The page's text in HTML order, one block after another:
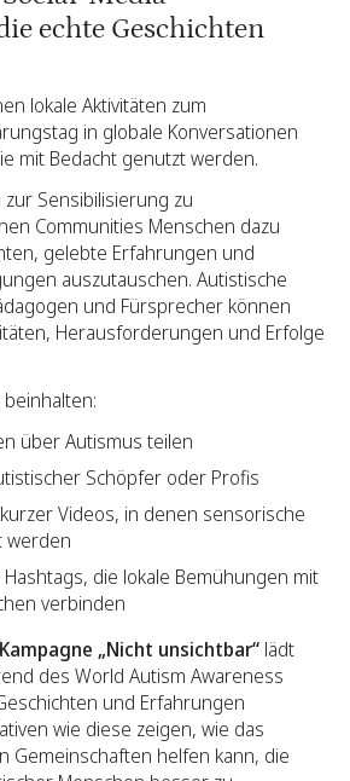
echte Geschichten
lokale Aktivitäten zum
in globale Konversationen
mit Bedacht genutzt werden.
Sensibilisierung zu
Communities Menschen dazu
gelebte Erfahrungen und
auszutauschen. Autistische
und Fürsprecher können
Herausforderungen und Erfolge
über Autismus teilen
Schöpfer oder Profis
Videos, in denen sensorische
werden
die lokale Bemühungen mit
verbinden
Kampagne „Nicht unsichtbar“ lädt
des World Autism Awareness
und Erfahrungen
wie diese zeigen, wie das
Gemeinschaften helfen kann, die